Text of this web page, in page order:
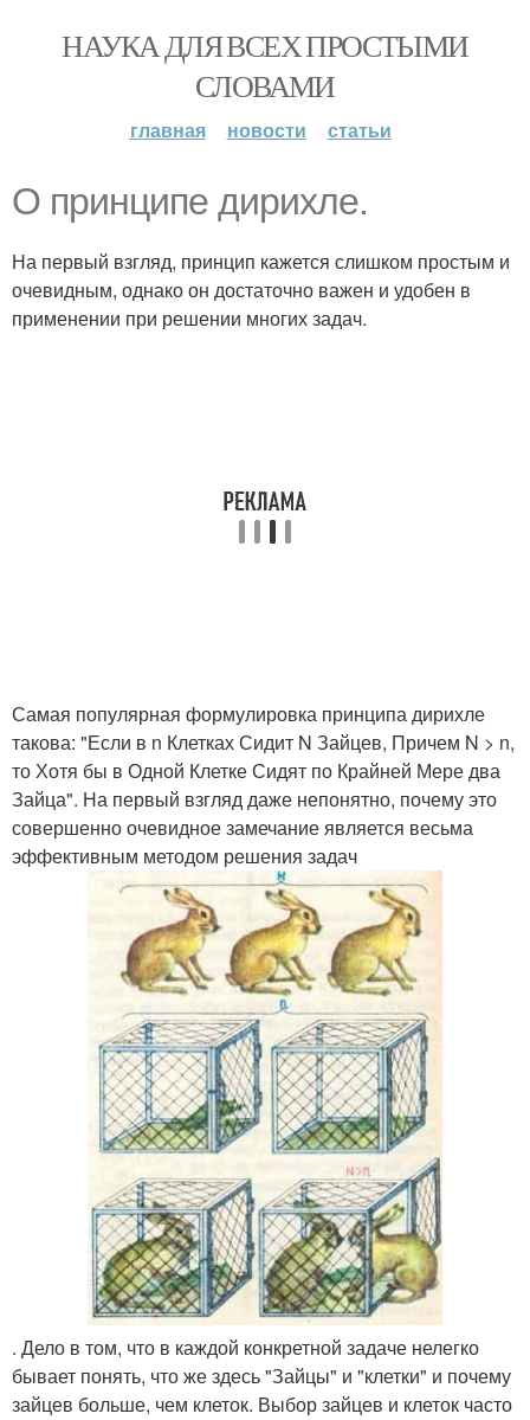
НАУКА ДЛЯ ВСЕХ ПРОСТЫМИ
СЛОВАМИ
главная новости статьи
О принципе дирихле.
На первый взгляд, принцип кажется слишком простым и
очевидным, однако он достаточно важен и удобен в
применении при решении многих задач.
Самая популярная формулировка принципа дирихле
такова: "Если в n Клетках Сидит N Зайцев, Причем N > n,
то Хотя бы в Одной Клетке Сидят по Крайней Мере два
Зайца". На первый взгляд даже непонятно, почему это
совершенно очевидное замечание является весьма
эффективным методом решения задач
. Дело в том, что в каждой конкретной задаче нелегко
бывает понять, что же здесь "Зайцы" и "клетки" и почему
зайцев больше, чем клеток. Выбор зайцев и клеток часто